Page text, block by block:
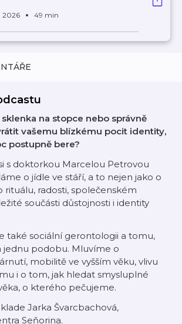
2026 49 min
na stopce nebo správně
vašemu blízkému pocit identity,
postupně bere?
s doktorkou Marcelou Petrovou
o jídle ve stáří, a to nejen jako o
rituálu, radosti, společenském
součásti důstojnosti i identity
také sociální gerontologii a tomu,
jednu podobu. Mluvíme o
mobilitě ve vyšším věku, vlivu
i o tom, jak hledat smysluplné
o kterého pečujeme.
Jarka Švarcbachová,
Seňorina.